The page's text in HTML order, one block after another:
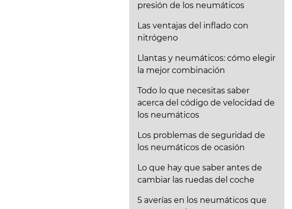
presión de los neumáticos
Las ventajas del inflado con
nitrógeno
Llantas y neumáticos: cómo elegir
la mejor combinación
Todo lo que necesitas saber
acerca del código de velocidad de
los neumáticos
Los problemas de seguridad de
los neumáticos de ocasión
Lo que hay que saber antes de
cambiar las ruedas del coche
5 averías en los neumáticos que